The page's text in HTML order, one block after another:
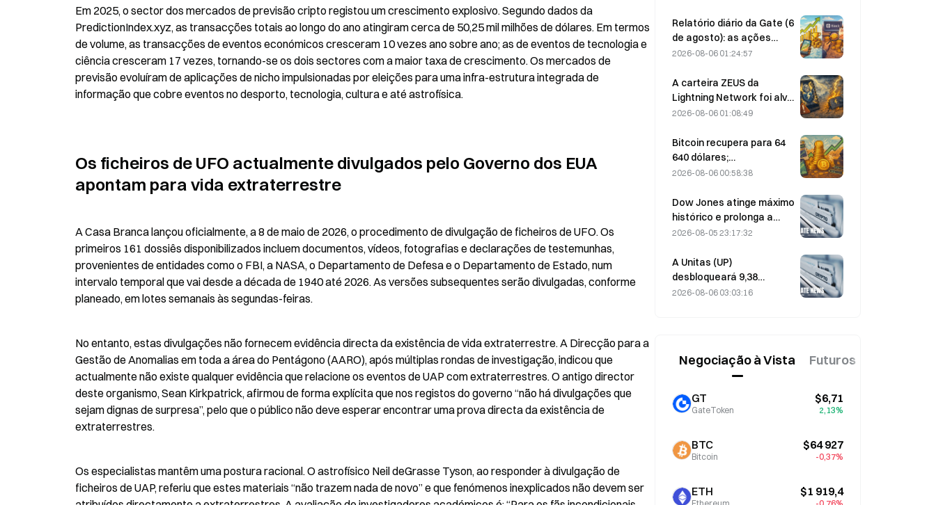
Em 2025, o sector dos mercados de previsão cripto registou um crescimento explosivo. Segundo dados da
PredictionIndex.xyz, as transacções totais ao longo do ano atingiram cerca de 50,25 mil milhões de dólares. Em termos
de volume, as transacções de eventos económicos cresceram 10 vezes ano sobre ano; as de eventos de tecnologia e
ciência cresceram 17 vezes, tornando-se os dois sectores com a maior taxa de crescimento. Os mercados de
previsão evoluíram de aplicações de nicho impulsionadas por eleições para uma infra-estrutura integrada de
informação que cobre eventos no desporto, tecnologia, cultura e até astrofísica.
Os ficheiros de UFO actualmente divulgados pelo Governo dos EUA
apontam para vida extraterrestre
A Casa Branca lançou oficialmente, a 8 de maio de 2026, o procedimento de divulgação de ficheiros de UFO. Os
primeiros 161 dossiês disponibilizados incluem documentos, vídeos, fotografias e declarações de testemunhas,
provenientes de entidades como o FBI, a NASA, o Departamento de Defesa e o Departamento de Estado, num
intervalo temporal que vai desde a década de 1940 até 2026. As versões subsequentes serão divulgadas, conforme
planeado, em lotes semanais às segundas-feiras.
No entanto, estas divulgações não fornecem evidência directa da existência de vida extraterrestre. A Direcção para a
Gestão de Anomalias em toda a área do Pentágono (AARO), após múltiplas rondas de investigação, indicou que
actualmente não existe qualquer evidência que relacione os eventos de UAP com extraterrestres. O antigo director
deste organismo, Sean Kirkpatrick, afirmou de forma explícita que nos registos do governo “não há divulgações que
sejam dignas de surpresa”, pelo que o público não deve esperar encontrar uma prova directa da existência de
extraterrestres.
Os especialistas mantêm uma postura racional. O astrofísico Neil deGrasse Tyson, ao responder à divulgação de
ficheiros de UAP, referiu que estes materiais “não trazem nada de novo” e que fenómenos inexplicados não devem ser
apenas 2%
Relatório diário da Gate (6
de agosto): as ações
preferenciais STRC da
forte recuperação; a
Block revê em alta as
previsões para o exercício
2026-08-06 01:24:57
A carteira ZEUS da
Lightning Network foi alvo
de um ataque e está
a equipa oficial afirma que
os fundos dos
utilizadores não foram
2026-08-06 01:08:49
Bitcoin recupera para 64
640 dólares;
vulnerabilidade da
ativas a um novo máximo
de três meses
2026-08-06 00:58:38
Dow Jones atinge máximo
histórico e prolonga a
subida pelo quinto dia
negociações noturnas;
investimento em IA
impulsiona ganhos
2026-08-05 23:17:32
A Unitas (UP)
desbloqueará 9,38
milhões de tokens no
2026-08-06 03:03:16
Negociação à Vista Futuros
GT
GateToken
$6,71
2,13%
BTC
Bitcoin
$64 927
-0,37%
ETH $1 919,4